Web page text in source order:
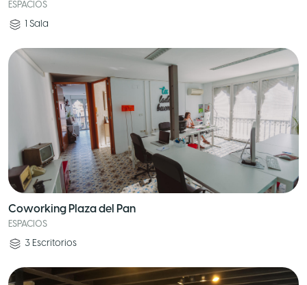
ESPACIOS
1 Sala
Coworking Plaza del Pan
ESPACIOS
3 Escritorios